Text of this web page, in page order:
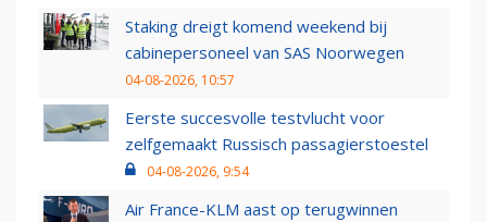
Staking dreigt komend weekend bij
cabinepersoneel van SAS Noorwegen
04-08-2026, 10:57
Eerste succesvolle testvlucht voor
zelfgemaakt Russisch passagierstoestel
04-08-2026, 9:54
Air France-KLM aast op terugwinnen